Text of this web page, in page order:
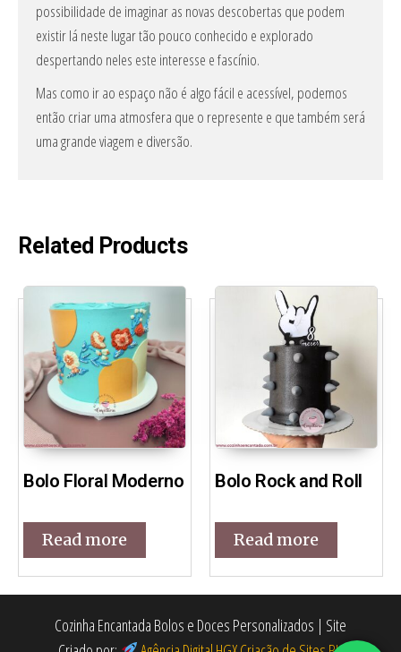
Related Products
Bolo Floral Moderno
Read more
Bolo Rock and Roll
Read more
possibilidade de imaginar as novas descobertas que podem
existir lá neste lugar tão pouco conhecido e explorado
despertando neles este interesse e fascínio.
Mas como ir ao espaço não é algo fácil e acessível, podemos
então criar uma atmosfera que o represente e que também será
uma grande viagem e diversão.
Cozinha Encantada Bolos e Doces Personalizados | Site